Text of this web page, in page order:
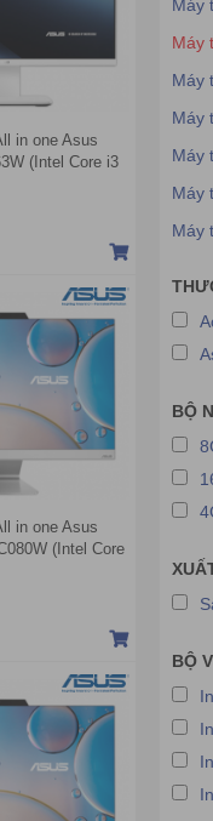
in one Asus
(Intel Core i3
| 23.8 inch
in one Asus
(Intel Core
| 23.8 inch
Máy
Máy
Máy
Máy
Máy
Máy
Máy
BỘ
BỘ